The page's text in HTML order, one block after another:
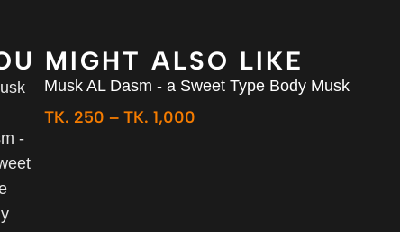
MIGHT ALSO LIKE
Musk AL Dasm - a Sweet Type Body Musk
TK. 250 – TK.1,000